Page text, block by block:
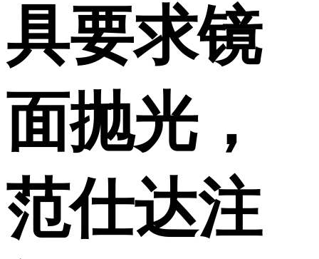
具要求镜
面抛光，
范仕达注